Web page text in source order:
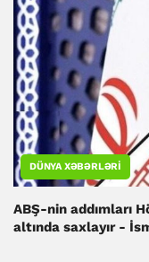
DÜNYA XƏBƏRLƏRI
ABŞ-nin addımları
altında saxlayır -